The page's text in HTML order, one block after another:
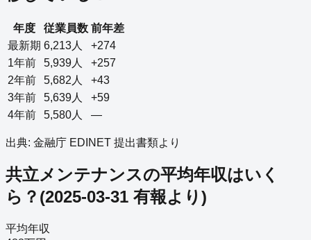
年度 従業員数 前年差
最新期 6,213人
+274
1年前
5,939人
+257
2年前
5,682 人
+43
3年前
5,639人
+59
4年前
5,580人 —
出典: 金融庁 EDINET 提出書類より
共立メンテナンスの平均年収はいく
ら？ (2025-03-31 有報より)
平均年収